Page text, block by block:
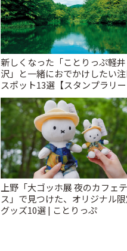
新しくなった「ことりっぷ軽井
沢」と一緒におでかけしたい注
スポット13選【スタンプラリ
催中】 | ことりっぷ
上野「大ゴッホ展 夜のカフェ
ス」で見つけた、オリジナル
グッズ10選 | ことりっぷ